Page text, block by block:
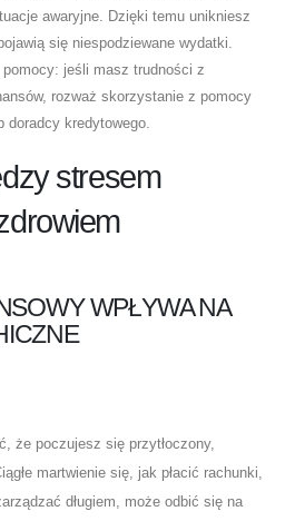
awaryjne. Dzięki temu unikniesz
się niespodziewane wydatki.
jeśli masz trudności z
rozważ skorzystanie z pomocy
doradcy kredytowego.
stresem
WPŁYWA NA
że poczujesz się przytłoczony,
martwienie się, jak płacić rachunki,
długiem, może odbić się na